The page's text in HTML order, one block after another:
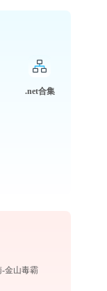
.net合集
-金山毒霸